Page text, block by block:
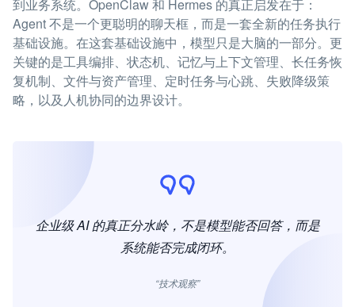
到业务系统。OpenClaw 和 Hermes 的真正启发在于：
Agent 不是一个更聪明的聊天框，而是一套全新的任务执行
基础设施。在这套基础设施中，模型只是大脑的一部分。更
关键的是工具编排、状态机、记忆与上下文管理、长任务恢
复机制、文件与资产管理、定时任务与心跳、失败降级策
略，以及人机协同的边界设计。
企业级 AI 的真正分水岭，不是模型能否回答，而是
系统能否完成闭环。
“技术观察”